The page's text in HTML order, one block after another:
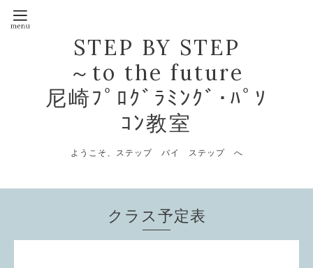
STEP BY STEP
～to the future
尼崎ﾌﾟﾛｸﾞﾗﾐﾝｸﾞ･ﾊﾟｿ
ｺﾝ教室
ようこそ、ステップ バイ ステップ へ
クラス予定表